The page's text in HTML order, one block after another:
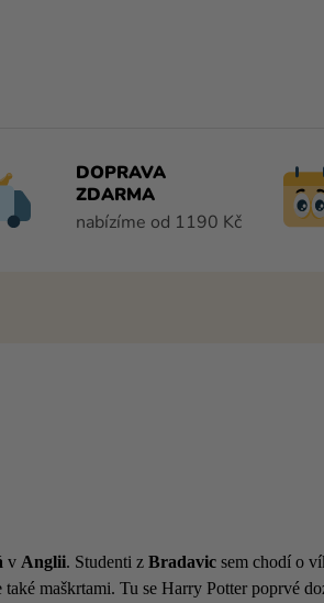
DOPRAVA
ZDARMA
nabízíme od 1190 Kč
v Anglii. Studenti z Bradavic sem chodí o
také maškrtami. Tu se Harry Potter poprvé